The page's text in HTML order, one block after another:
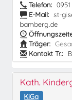
Telefon: 0951
E-Mail: st-
bamberg.de
Träger:
Kontakt Tr.:
Kath.
KiGa